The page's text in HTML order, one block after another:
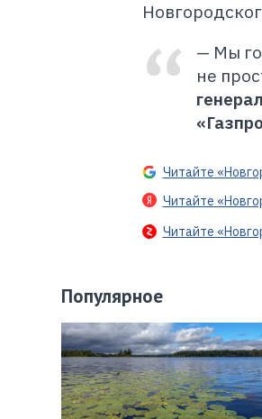
— Мы
не
Читайте
Читайте
Читайте
Популярное